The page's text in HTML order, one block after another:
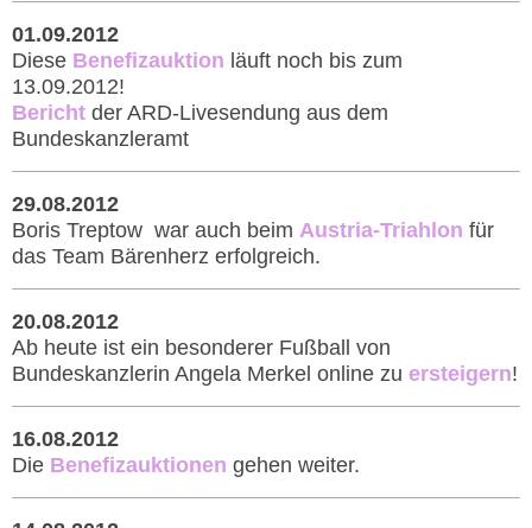
01.09.2012
Diese Benefizauktion läuft noch bis zum
13.09.2012!
Bericht der ARD-Livesendung aus dem
Bundeskanzleramt
29.08.2012
Boris Treptow war auch beim Austria-Triahlon für
das Team Bärenherz erfolgreich.
20.08.2012
Ab heute ist ein besonderer Fußball von
Bundeskanzlerin Angela Merkel online zu ersteigern!
16.08.2012
Die Benefizauktionen gehen weiter.